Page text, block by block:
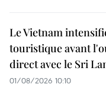
Le Vietnam
touristique avant
direct avec le Sri
01/08/2026 10:10